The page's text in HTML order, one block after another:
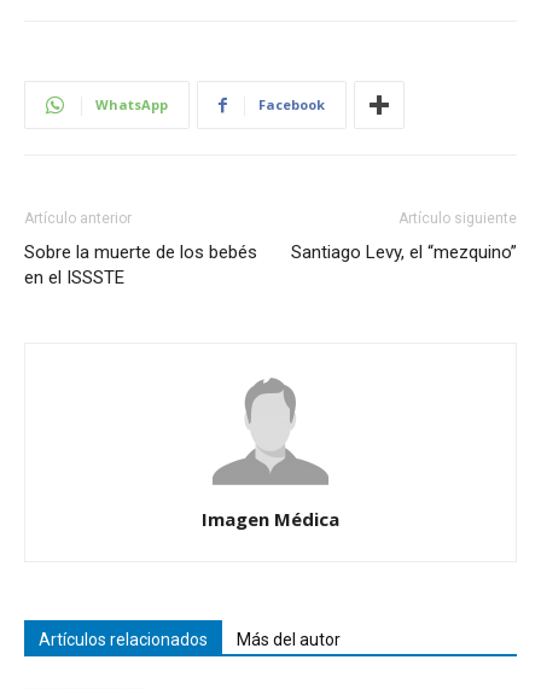
WhatsApp Facebook
Artículo anterior
Sobre la muerte de los bebés
en el ISSSTE
Artículo siguiente
Santiago Levy, el “mezquino”
Imagen Médica
Artículos relacionados Más del autor